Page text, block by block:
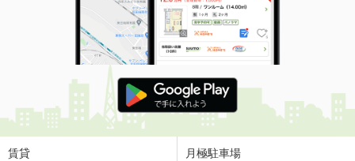
賃貸 月極駐車場